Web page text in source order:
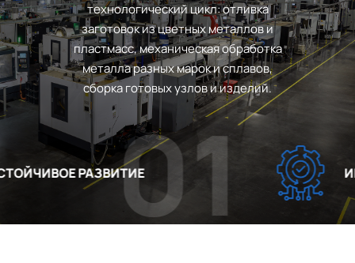
технологический цикл: отливка
заготовок из цветных металлов и
пластмасс, механическая обработка
металла разных марок и сплавов,
сборка готовых узлов и изделий.
РАЗВИТИЕ01